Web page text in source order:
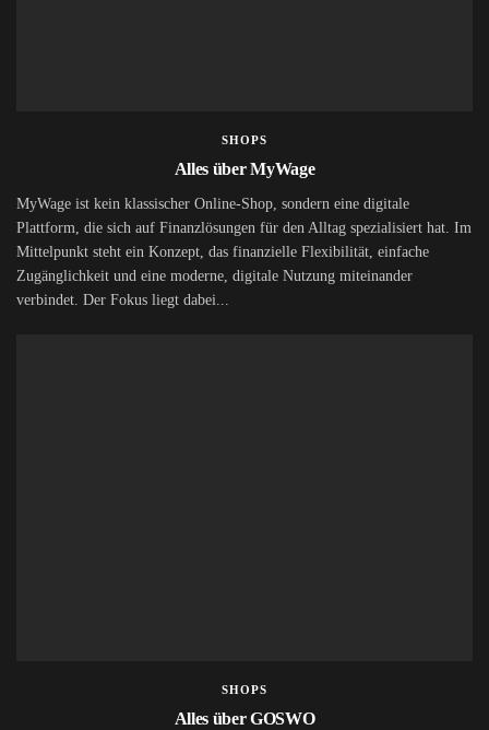
SHOPS
Alles über MyWage
MyWage ist kein klassischer Online-Shop, sondern eine digitale
Plattform, die sich auf Finanzlösungen für den Alltag spezialisiert hat. Im
Mittelpunkt steht ein Konzept, das finanzielle Flexibilität, einfache
Zugänglichkeit und eine moderne, digitale Nutzung miteinander
verbindet. Der Fokus liegt dabei...
SHOPS
Alles über GOSWO